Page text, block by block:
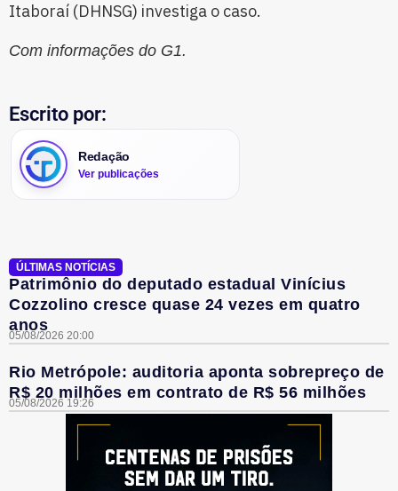
Itaboraí (DHNSG) investiga o caso.
Com informações do G1.
Escrito por:
Redação
Ver publicações
ÚLTIMAS NOTÍCIAS
Patrimônio do deputado estadual Vinícius
Cozzolino cresce quase 24 vezes em quatro
anos
05/08/2026 20:00
Rio Metrópole: auditoria aponta sobrepreço de
R$ 20 milhões em contrato de R$ 56 milhões
05/08/2026 19:26